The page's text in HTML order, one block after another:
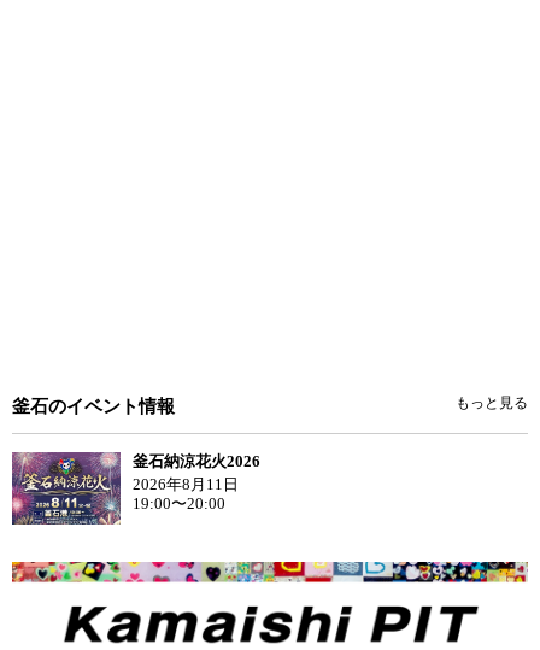
釜石のイベント情報 もっと見る
釜石納涼花火2026
2026年8月11日
19:00〜20:00